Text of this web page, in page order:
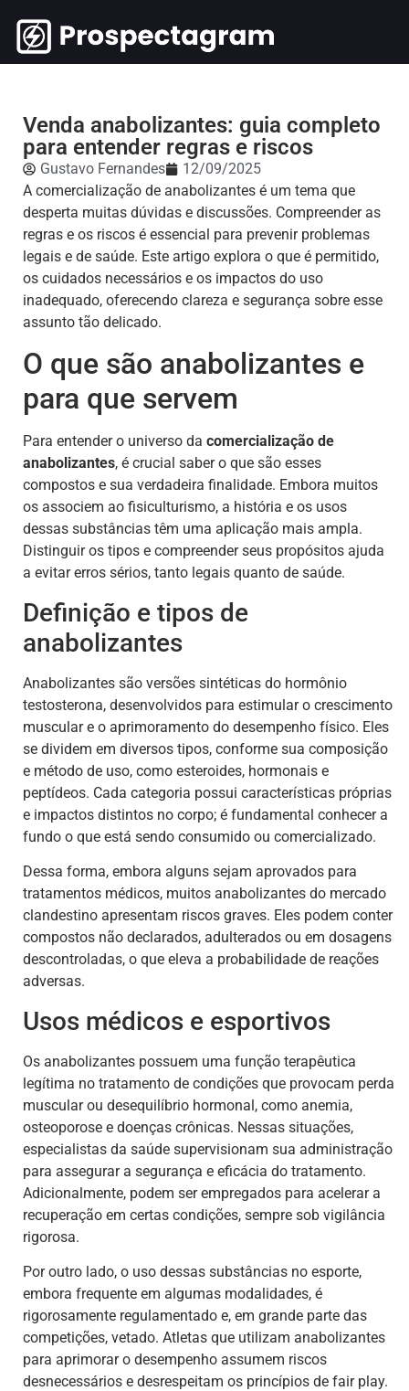
Venda anabolizantes: guia completo
para entender regras e riscos
Gustavo Fernandes
12/09/2025
A comercialização de anabolizantes é um tema que
desperta muitas dúvidas e discussões. Compreender as
regras e os riscos é essencial para prevenir problemas
legais e de saúde. Este artigo explora o que é permitido,
os cuidados necessários e os impactos do uso
inadequado, oferecendo clareza e segurança sobre esse
assunto tão delicado.
O que são anabolizantes e
para que servem
Para entender o universo da comercialização de
anabolizantes, é crucial saber o que são esses
compostos e sua verdadeira finalidade. Embora muitos
os associem ao fisiculturismo, a história e os usos
dessas substâncias têm uma aplicação mais ampla.
Distinguir os tipos e compreender seus propósitos ajuda
a evitar erros sérios, tanto legais quanto de saúde.
Definição e tipos de
anabolizantes
Anabolizantes são versões sintéticas do hormônio
testosterona, desenvolvidos para estimular o crescimento
muscular e o aprimoramento do desempenho físico. Eles
se dividem em diversos tipos, conforme sua composição
e método de uso, como esteroides, hormonais e
peptídeos. Cada categoria possui características próprias
e impactos distintos no corpo; é fundamental conhecer a
fundo o que está sendo consumido ou comercializado.
Dessa forma, embora alguns sejam aprovados para
tratamentos médicos, muitos anabolizantes do mercado
clandestino apresentam riscos graves. Eles podem conter
compostos não declarados, adulterados ou em dosagens
descontroladas, o que eleva a probabilidade de reações
adversas.
Usos médicos e esportivos
Os anabolizantes possuem uma função terapêutica
legítima no tratamento de condições que provocam perda
muscular ou desequilíbrio hormonal, como anemia,
osteoporose e doenças crônicas. Nessas situações,
especialistas da saúde supervisionam sua administração
para assegurar a segurança e eficácia do tratamento.
Adicionalmente, podem ser empregados para acelerar a
recuperação em certas condições, sempre sob vigilância
rigorosa.
Por outro lado, o uso dessas substâncias no esporte,
embora frequente em algumas modalidades, é
rigorosamente regulamentado e, em grande parte das
competições, vetado. Atletas que utilizam anabolizantes
para aprimorar o desempenho assumem riscos
desnecessários e desrespeitam os princípios de fair play.